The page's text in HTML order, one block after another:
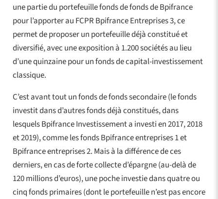
une partie du portefeuille fonds de fonds de Bpifrance
pour l’apporter au FCPR Bpifrance Entreprises 3, ce
permet de proposer un portefeuille déjà constitué et
diversifié, avec une exposition à 1.200 sociétés au lieu
d’une quinzaine pour un fonds de capital-investissement
classique.
C’est avant tout un fonds de fonds secondaire (le fonds
investit dans d’autres fonds déjà constitués, dans
lesquels Bpifrance Investissement a investi en 2017, 2018
et 2019), comme les fonds Bpifrance entreprises 1 et
Bpifrance entreprises 2. Mais à la différence de ces
derniers, en cas de forte collecte d’épargne (au-delà de
120 millions d’euros), une poche investie dans quatre ou
cinq fonds primaires (dont le portefeuille n’est pas encore